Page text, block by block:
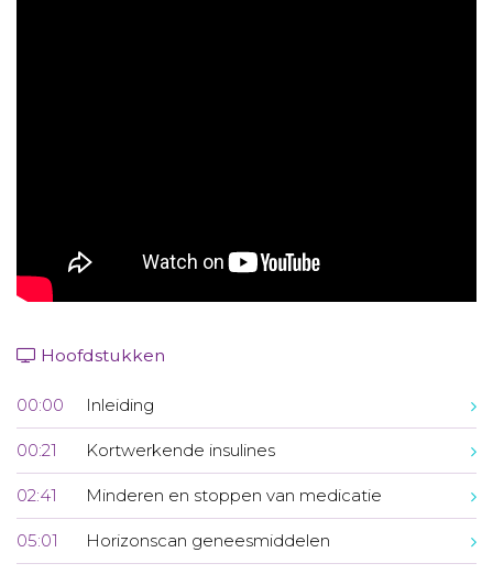
Hoofdstukken
00:00 Inleiding
00:21 Kortwerkende insulines
02:41 Minderen en stoppen van medicatie
05:01 Horizonscan geneesmiddelen